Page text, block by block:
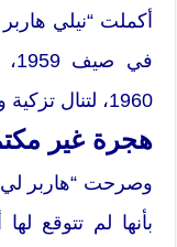
أكملت “نيلي
1960، لتنال تزكية واسعة من النقاد.
هجرة غير
بأنها لم تتوقع